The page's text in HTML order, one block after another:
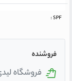
SPF :
فروشنده
فروشگاه